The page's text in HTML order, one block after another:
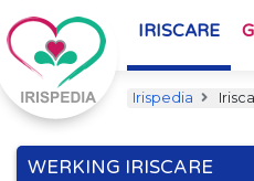
IRISCARE
Irispedia
WERKING IRISCARE